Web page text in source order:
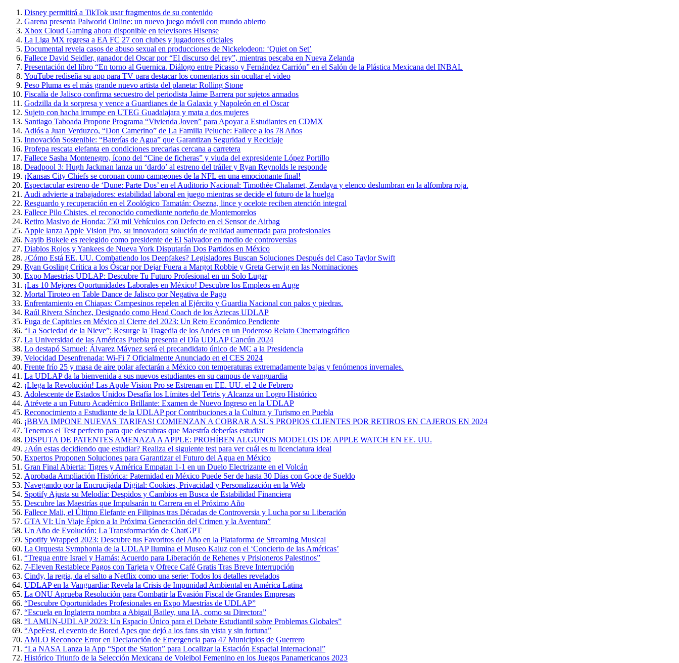
Disney permitirá a TikTok usar fragmentos de su contenido
Garena presenta Palworld Online: un nuevo juego móvil con mundo abierto
Xbox Cloud Gaming ahora disponible en televisores Hisense
La Liga MX regresa a EA FC 27 con clubes y jugadores oficiales
Documental revela casos de abuso sexual en producciones de Nickelodeon: ‘Quiet on Set’
Fallece David Seidler, ganador del Oscar por “El discurso del rey”, mientras pescaba en Nueva Zelanda
Presentación del libro “En torno al Guernica. Diálogo entre Picasso y Fernández Carrión” en el Salón de la Plástica Mexicana del INBAL
YouTube rediseña su app para TV para destacar los comentarios sin ocultar el video
Peso Pluma es el más grande nuevo artista del planeta: Rolling Stone
Fiscalía de Jalisco confirma secuestro del periodista Jaime Barrera por sujetos armados
Godzilla da la sorpresa y vence a Guardianes de la Galaxia y Napoleón en el Oscar
Sujeto con hacha irrumpe en UTEG Guadalajara y mata a dos mujeres
Santiago Taboada Propone Programa “Vivienda Joven” para Apoyar a Estudiantes en CDMX
Adiós a Juan Verduzco, “Don Camerino” de La Familia Peluche: Fallece a los 78 Años
Innovación Sostenible: “Baterías de Agua” que Garantizan Seguridad y Reciclaje
Profepa rescata elefanta en condiciones precarias cercana a carretera
Fallece Sasha Montenegro, ícono del “Cine de ficheras” y viuda del expresidente López Portillo
Deadpool 3: Hugh Jackman lanza un ‘dardo’ al estreno del tráiler y Ryan Reynolds le responde
¡Kansas City Chiefs se coronan como campeones de la NFL en una emocionante final!
Espectacular estreno de ‘Dune: Parte Dos’ en el Auditorio Nacional: Timothée Chalamet, Zendaya y elenco deslumbran en la alfombra roja.
Audi advierte a trabajadores: estabilidad laboral en juego mientras se decide el futuro de la huelga
Resguardo y recuperación en el Zoológico Tamatán: Osezna, lince y ocelote reciben atención integral
Fallece Pilo Chistes, el reconocido comediante norteño de Montemorelos
Retiro Masivo de Honda: 750 mil Vehículos con Defecto en el Sensor de Airbag
Apple lanza Apple Vision Pro, su innovadora solución de realidad aumentada para profesionales
Nayib Bukele es reelegido como presidente de El Salvador en medio de controversias
Diablos Rojos y Yankees de Nueva York Disputarán Dos Partidos en México
¿Cómo Está EE. UU. Combatiendo los Deepfakes? Legisladores Buscan Soluciones Después del Caso Taylor Swift
Ryan Gosling Critica a los Óscar por Dejar Fuera a Margot Robbie y Greta Gerwig en las Nominaciones
Expo Maestrías UDLAP: Descubre Tu Futuro Profesional en un Solo Lugar
¡Las 10 Mejores Oportunidades Laborales en México! Descubre los Empleos en Auge
Mortal Tiroteo en Table Dance de Jalisco por Negativa de Pago
Enfrentamiento en Chiapas: Campesinos repelen al Ejército y Guardia Nacional con palos y piedras.
Raúl Rivera Sánchez, Designado como Head Coach de los Aztecas UDLAP
Fuga de Capitales en México al Cierre del 2023: Un Reto Económico Pendiente
“La Sociedad de la Nieve”: Resurge la Tragedia de los Andes en un Poderoso Relato Cinematográfico
La Universidad de las Américas Puebla presenta el Día UDLAP Cancún 2024
Lo destapó Samuel: Álvarez Máynez será el precandidato único de MC a la Presidencia
Velocidad Desenfrenada: Wi-Fi 7 Oficialmente Anunciado en el CES 2024
Frente frío 25 y masa de aire polar afectarán a México con temperaturas extremadamente bajas y fenómenos invernales.
La UDLAP da la bienvenida a sus nuevos estudiantes en su campus de vanguardia
¡Llega la Revolución! Las Apple Vision Pro se Estrenan en EE. UU. el 2 de Febrero
Adolescente de Estados Unidos Desafía los Límites del Tetris y Alcanza un Logro Histórico
Atrévete a un Futuro Académico Brillante: Examen de Nuevo Ingreso en la UDLAP
Reconocimiento a Estudiante de la UDLAP por Contribuciones a la Cultura y Turismo en Puebla
¡BBVA IMPONE NUEVAS TARIFAS! COMIENZAN A COBRAR A SUS PROPIOS CLIENTES POR RETIROS EN CAJEROS EN 2024
Tenemos el Test perfecto para que descubras que Maestría deberías estudiar
DISPUTA DE PATENTES AMENAZA A APPLE: PROHÍBEN ALGUNOS MODELOS DE APPLE WATCH EN EE. UU.
¿Aún estas decidiendo que estudiar? Realiza el siguiente test para ver cuál es tu licenciatura ideal
Expertos Proponen Soluciones para Garantizar el Futuro del Agua en México
Gran Final Abierta: Tigres y América Empatan 1-1 en un Duelo Electrizante en el Volcán
Aprobada Ampliación Histórica: Paternidad en México Puede Ser de hasta 30 Días con Goce de Sueldo
Navegando por la Encrucijada Digital: Cookies, Privacidad y Personalización en la Web
Spotify Ajusta su Melodía: Despidos y Cambios en Busca de Estabilidad Financiera
Descubre las Maestrías que Impulsarán tu Carrera en el Próximo Año
Fallece Mali, el Último Elefante en Filipinas tras Décadas de Controversia y Lucha por su Liberación
GTA VI: Un Viaje Épico a la Próxima Generación del Crimen y la Aventura”
Un Año de Evolución: La Transformación de ChatGPT
Spotify Wrapped 2023: Descubre tus Favoritos del Año en la Plataforma de Streaming Musical
La Orquesta Symphonia de la UDLAP Ilumina el Museo Kaluz con el ‘Concierto de las Américas’
“Tregua entre Israel y Hamás: Acuerdo para Liberación de Rehenes y Prisioneros Palestinos”
7-Eleven Restablece Pagos con Tarjeta y Ofrece Café Gratis Tras Breve Interrupción
Cindy, la regia, da el salto a Netflix como una serie: Todos los detalles revelados
UDLAP en la Vanguardia: Revela la Crisis de Impunidad Ambiental en América Latina
La ONU Aprueba Resolución para Combatir la Evasión Fiscal de Grandes Empresas
“Descubre Oportunidades Profesionales en Expo Maestrías de UDLAP”
“Escuela en Inglaterra nombra a Abigail Bailey, una IA, como su Directora”
“LAMUN-UDLAP 2023: Un Espacio Único para el Debate Estudiantil sobre Problemas Globales”
“ApeFest, el evento de Bored Apes que dejó a los fans sin vista y sin fortuna”
AMLO Reconoce Error en Declaración de Emergencia para 47 Municipios de Guerrero
“La NASA Lanza la App “Spot the Station” para Localizar la Estación Espacial Internacional”
Histórico Triunfo de la Selección Mexicana de Voleibol Femenino en los Juegos Panamericanos 2023